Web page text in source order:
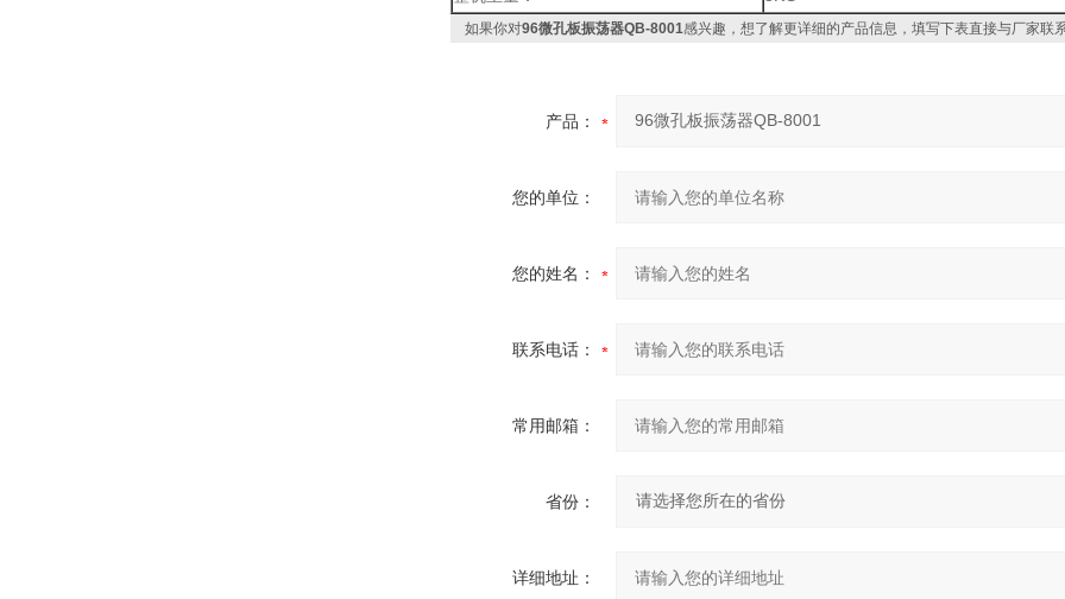
如果你对96微孔板振荡器QB-8001感兴趣，想了解更详细的产品信息，填写下表直接与厂家联
产品：
您的单位：
您的姓名：
联系电话：
常用邮箱：
省份：
详细地址：